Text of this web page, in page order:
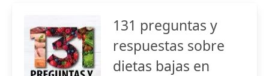
131 preguntas y
respuestas sobre
dietas bajas en